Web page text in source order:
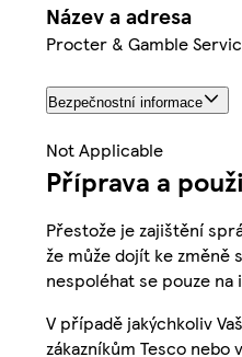
Název a adresa
Procter & Gamble
Bezpečnostní informace
Not Applicable
Příprava a
Přestože je zajištění
že může dojít ke změně
nespoléhat se pouze
V případě jakýchkoliv
zákazníkům Tesco nebo